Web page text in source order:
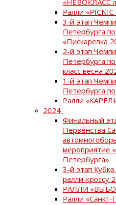
Ралли
3-й этап
Петербурга
«Пискаревка
2-й этап
Петербурга
класс весна
1-й этап
Петербурга
Ралли
2024
Финальный
Первенства
мероприятие
Петербурга»
3-й этап
ралли-кроссу
РАЛЛИ
Ралли